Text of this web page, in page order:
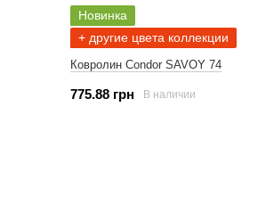
Новинка
+ другие цвета коллекции
Ковролин Condor SAVOY 74
775.88 грн В наличии